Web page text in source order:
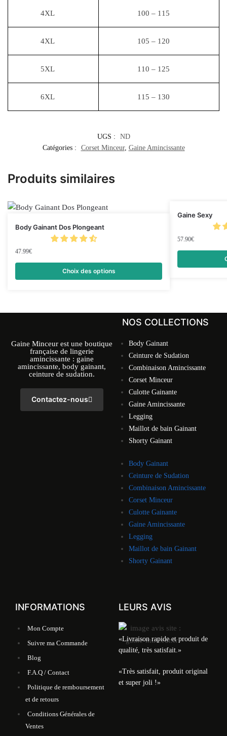
4XL 100 – 115
4XL 105 – 120
5XL 110 – 125
6XL 115 – 130
UGS :
ND
Catégories :
Corset Minceur, Gaine Amincissante
Produits similaires
Body Gainant Dos Plongeant
47.99€
Choix des options
Gaine Sexy
57.90€
Gaine Minceur est une boutique
française de lingerie
amincissante : gaine
amincissante, body gainant,
ceinture de sudation.
Contactez-nous
NOS COLLECTIONS
Body Gainant
Ceinture de Sudation
Combinaison Amincissante
Corset Minceur
Culotte Gainante
Gaine Amincissante
Legging
Maillot de bain Gainant
Shorty Gainant
Body Gainant
Ceinture de Sudation
Combinaison Amincissante
Corset Minceur
Culotte Gainante
Gaine Amincissante
Legging
Maillot de bain Gainant
Shorty Gainant
INFORMATIONS
Mon Compte
Suivre ma Commande
Blog
F.A.Q / Contact
Politique de remboursement
et de retours
Conditions Générales de
Ventes
LEURS AVIS
«Livraison rapide et produit de
qualité, très satisfait.»
«Très satisfait, produit original
et super joli !»